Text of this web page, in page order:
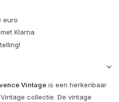
euro
Klarna
Vintage is een herkenbaar
collectie. De vintage